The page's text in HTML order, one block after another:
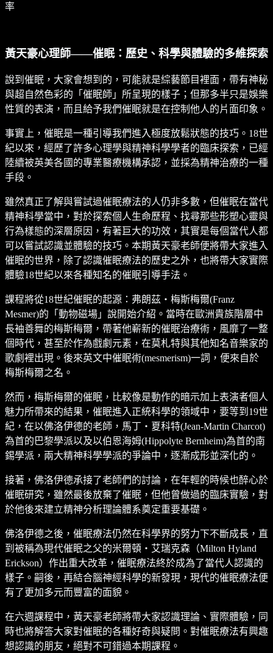
率
黃天豪心理師——催眠：歷史、科學與體驗的多維探索
說到催眠，大家會想到的，可能就是綜藝節目裡面，帶有神秘
與超自然色彩的「催眠師」所呈現的樣子；但那多半只是娛樂
性質的表演，而且給予我們催眠就是在控制他人的片面印象。
事實上，催眠是一種引導我們進入極度放鬆狀態的技巧。18世
紀以來，經歷了許多心理學與精神科學學者的臨床探索，已經
陸續被英美各國的專業醫療機構承認，並採為精神治療的一種
手段。
雖然真正了解與嘗試過催眠療法的人仍非多數，但催眠在當代
精神科學當中，對於探索個人生命歷程、找尋那些形塑心靈與
行為樣態的深層原因，有著巨大的功效，其實是每個當代人都
可以嘗試認識並體驗的技巧。本期黃天豪老師便將帶大家進入
催眠的世界，除了認識催眠療法的歷史之外，也將帶大家實際
體驗18世紀以來各種知名的催眠引導手法。
課程將從18世紀催眠的起源：弗朗茲・梅斯梅爾(Franz
Mesmer)的「動物磁場」說開始介紹。當時在歐洲貴族階層中
長袖善舞的梅斯梅爾，帶著他嶄新的催眠治療術，風靡了一整
個時代，甚至於作為戲劇元素，在莫札特與其他知名音樂家的
歌劇裡出現。後來英文中催眠術(mesmerism)一詞，便來自於
梅斯梅爾之名。
然而，梅斯梅爾的催眠，比較像是動作的暗示加上表演者個人
魅力所帶來的結果，催眠進入正統科學的領域中，要等到19世
紀，在以佛洛伊德的老師，馬丁・夏科特(Jean-Martin Charcot)
為首的巴黎學派以及以伯恩海姆(Hippolyte Bernheim)為首的南
錫學派，兩大精神科學學派的爭論中，逐漸成形並深化的。
接著，佛洛伊德承接了老師們的討論，在年輕的時候也醉心於
催眠研究，雖然最後放棄了催眠，但他曾做過的臨床實驗，對
於他後來建立精神分析理論體系奠定重要基礎。
佛洛伊德之後，催眠療法仍然在科學界的努力下不斷成長，直
到被稱為現代催眠之父的米爾頓・艾瑞克森（Milton Hyland
Erickson）作出重大改革，催眠療法終於成為了當代人認識的
樣子。嗣後，再結合腦神經科學的新發現，現代的催眠療法便
有了更加多元而豐富的面貌。
在六週課程中，黃天豪老師將帶大家認識理論、實際體驗，同
時也將解答大家對催眠的各種好奇與疑問。對催眠療法有興趣
想認識的朋友，絕對不可錯過本期課程。